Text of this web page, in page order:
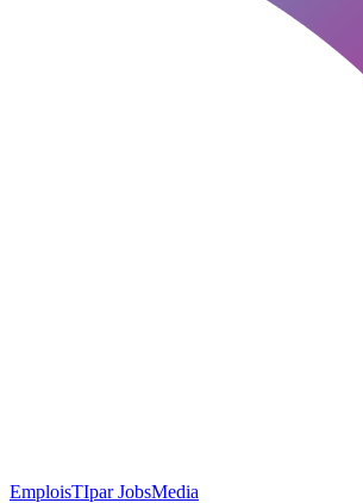
EmploisTIpar JobsMedia